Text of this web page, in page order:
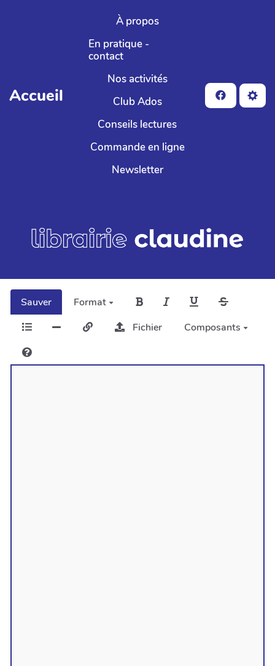
Aller au contenu principal
Accueil
À propos
En pratique -
contact
Nos activités
Club Ados
Conseils lectures
Commande en ligne
Newsletter
Sauver
Format
Fichier
Composants